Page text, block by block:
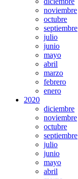
noviembre
octubre
septiembre
julio
junio
mayo
abril
marzo
febrero
enero
2020
diciembre
noviembre
octubre
septiembre
julio
junio
mayo
abril